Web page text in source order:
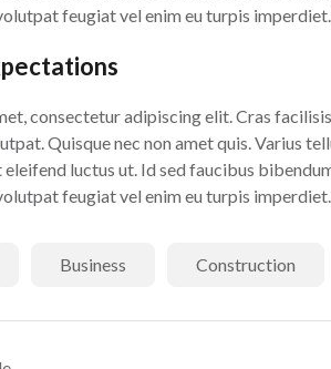
feugiat vel enim eu turpis imperdiet.
consectetur adipiscing elit. Cras
Quisque nec non amet quis. Varius
luctus ut. Id sed faucibus
feugiat vel enim eu turpis imperdiet.
Business Construction